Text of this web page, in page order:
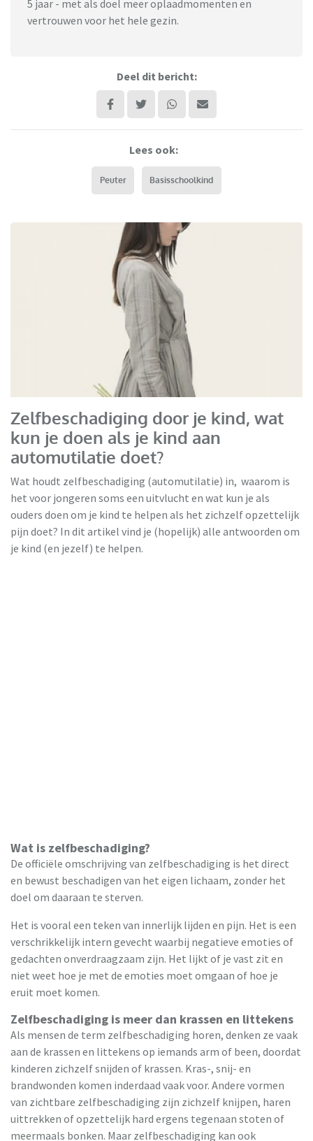
5 jaar - met als doel meer oplaadmomenten en
vertrouwen voor het hele gezin.
Deel dit bericht:
Lees ook:
Peuter Basisschoolkind
Zelfbeschadiging door je kind, wat
kun je doen als je kind aan
automutilatie doet?
Wat houdt zelfbeschadiging (automutilatie) in, waarom is
het voor jongeren soms een uitvlucht en wat kun je als
ouders doen om je kind te helpen als het zichzelf opzettelijk
pijn doet? In dit artikel vind je (hopelijk) alle antwoorden om
je kind (en jezelf) te helpen.
Wat is zelfbeschadiging?
De officiële omschrijving van zelfbeschadiging is het direct
en bewust beschadigen van het eigen lichaam, zonder het
doel om daaraan te sterven.
Het is vooral een teken van innerlijk lijden en pijn. Het is een
verschrikkelijk intern gevecht waarbij negatieve emoties of
gedachten onverdraagzaam zijn. Het lijkt of je vast zit en
niet weet hoe je met de emoties moet omgaan of hoe je
eruit moet komen.
Zelfbeschadiging is meer dan krassen en littekens
Als mensen de term zelfbeschadiging horen, denken ze vaak
aan de krassen en littekens op iemands arm of been, doordat
kinderen zichzelf snijden of krassen. Kras-, snij- en
brandwonden komen inderdaad vaak voor. Andere vormen
van zichtbare zelfbeschadiging zijn zichzelf knijpen, haren
uittrekken of opzettelijk hard ergens tegenaan stoten of
meermaals bonken. Maar zelfbeschadiging kan ook